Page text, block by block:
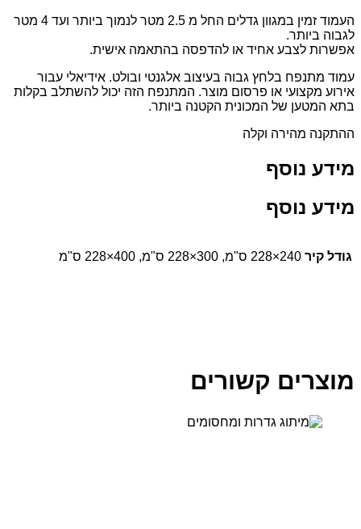
העמוד זמין במגוון גדלים החל מ 2.5 מטר לנמוך ביותר ועד 4 מטר
ביותר.
לצבע אחיד או להדפסה בהתאמה אישית.
בלחץ גבוה בעיצוב אלגנטי ובולט. אידיאלי עבור
מקצועי או פרסום מוצר. המתנפח הזה יכול להשתלב בקלות
של המכונית הקטנה ביותר.
מהירה וקלה
נוסף
נוסף
קיר 240×228 ס"מ, 300×228 ס"מ, 400×228 ס"מ
קשורים